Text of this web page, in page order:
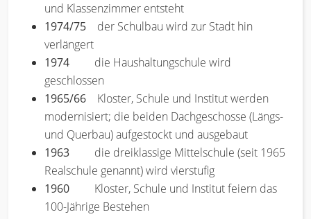
und Klassenzimmer entsteht
1974/75 der Schulbau wird zur Stadt hin
verlängert
1974 die Haushaltungschule wird
geschlossen
1965/66 Kloster, Schule und Institut werden
modernisiert; die beiden Dachgeschosse (Längs-
und Querbau) aufgestockt und ausgebaut
1963 die dreiklassige Mittelschule (seit 1965
Realschule genannt) wird vierstufig
1960 Kloster, Schule und Institut feiern das
100-Jährige Bestehen